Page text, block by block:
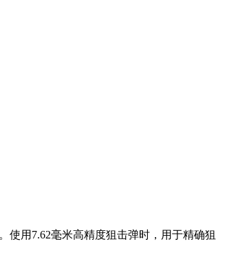
使用7.62毫米高精度狙击弹时，用于精确狙